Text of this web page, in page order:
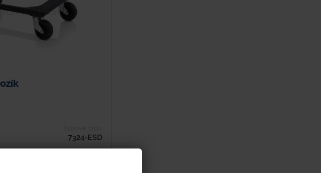
7324-ESD
420 mm Výška - 172 mm